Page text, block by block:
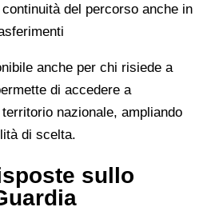
del percorso anche in
anche per chi risiede a
di accedere a
nazionale, ampliando
di scelta.
sullo